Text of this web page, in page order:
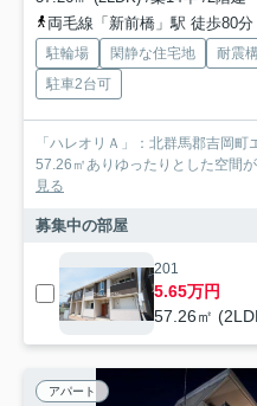
両毛線「新前橋」駅 徒歩80分
駐輪場 閑静な住宅地 耐震
駐車2台可
「ハレオリＡ」：北群馬郡吉岡
57.26㎡ありゆったりとした空間
見る
募集中の部屋
201
5.65万円
57.26㎡
アパート